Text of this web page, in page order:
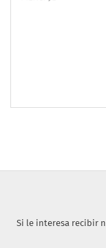
Si le interesa recibir